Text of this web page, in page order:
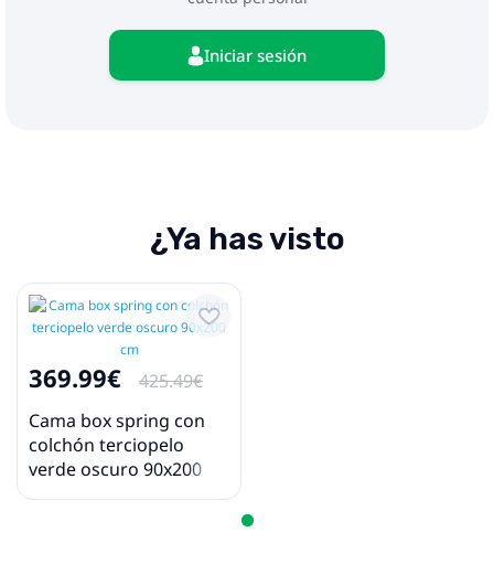
sobrecalentamiento e incendio.
Iniciar sesión
¿Ya has visto
369.99€
425.49€
Cama box spring con
colchón terciopelo
verde oscuro 90x200
cm